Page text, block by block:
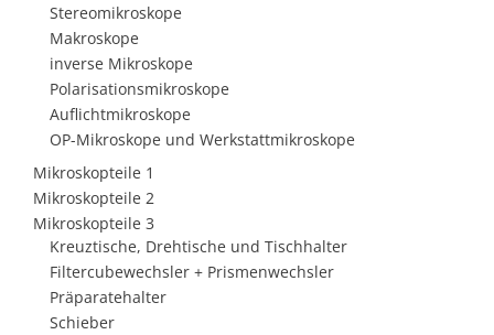
Stereomikroskope
Makroskope
inverse Mikroskope
Polarisationsmikroskope
Auflichtmikroskope
OP-Mikroskope und Werkstattmikroskope
Mikroskopteile 1
Mikroskopteile 2
Mikroskopteile 3
Kreuztische, Drehtische und Tischhalter
Filtercubewechsler + Prismenwechsler
Präparatehalter
Schieber